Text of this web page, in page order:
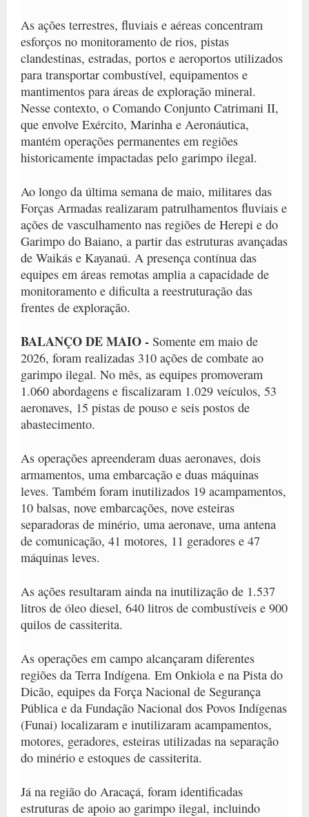
As ações terrestres, fluviais e aéreas concentram
esforços no monitoramento de rios, pistas
clandestinas, estradas, portos e aeroportos utilizados
para transportar combustível, equipamentos e
mantimentos para áreas de exploração mineral.
Nesse contexto, o Comando Conjunto Catrimani II,
que envolve Exército, Marinha e Aeronáutica,
mantém operações permanentes em regiões
historicamente impactadas pelo garimpo ilegal.
Ao longo da última semana de maio, militares das
Forças Armadas realizaram patrulhamentos fluviais e
ações de vasculhamento nas regiões de Herepi e do
Garimpo do Baiano, a partir das estruturas avançadas
de Waikás e Kayanaú. A presença contínua das
equipes em áreas remotas amplia a capacidade de
monitoramento e dificulta a reestruturação das
frentes de exploração.
BALANÇO DE MAIO - Somente em maio de
2026, foram realizadas 310 ações de combate ao
garimpo ilegal. No mês, as equipes promoveram
1.060 abordagens e fiscalizaram 1.029 veículos, 53
aeronaves, 15 pistas de pouso e seis postos de
abastecimento.
As operações apreenderam duas aeronaves, dois
armamentos, uma embarcação e duas máquinas
leves. Também foram inutilizados 19 acampamentos,
10 balsas, nove embarcações, nove esteiras
separadoras de minério, uma aeronave, uma antena
de comunicação, 41 motores, 11 geradores e 47
máquinas leves.
As ações resultaram ainda na inutilização de 1.537
litros de óleo diesel, 640 litros de combustíveis e 900
quilos de cassiterita.
As operações em campo alcançaram diferentes
regiões da Terra Indígena. Em Onkiola e na Pista do
Dicão, equipes da Força Nacional de Segurança
Pública e da Fundação Nacional dos Povos Indígenas
(Funai) localizaram e inutilizaram acampamentos,
motores, geradores, esteiras utilizadas na separação
do minério e estoques de cassiterita.
Já na região do Aracaçá, foram identificadas
estruturas de apoio ao garimpo ilegal, incluindo